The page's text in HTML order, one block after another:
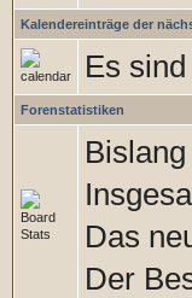
Kalendereinträge der
Es
Forenstatistiken
Das
Der